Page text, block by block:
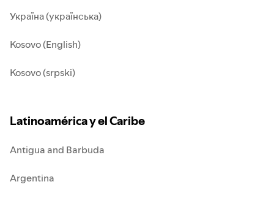
Україна (українська)
Kosovo (English)
Kosovo (srpski)
Latinoamérica y el Caribe
Antigua and Barbuda
Argentina